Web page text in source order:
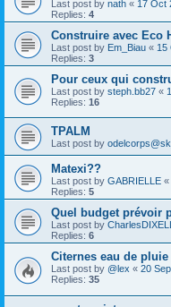
Last post by nath « 17 Oct
Replies: 4
Construire avec Eco
Last post by Em_Biau « 15
Replies: 3
Pour ceux qui
Last post by steph.bb27 «
Replies: 16
TPALM
Last post by
Matexi??
Last post by GABRIELLE «
Replies: 5
Quel budget prévoir
Last post by
Replies: 6
Citernes eau de pluie
Last post by @lex « 20
Replies: 35